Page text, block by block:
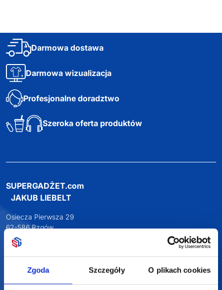
Zgoda Szczegóły O plikach cookies
Darmowa dostawa
Darmowa wizualizacja
Profesjonalne doradztwo
Szeroka oferta produktów
SUPERGADŻET.com
JAKUB LIEBELT
Osiecza Pierwsza 29
62-586 Rzgów
NIP: 6652893990
KONTAKT
+48 601 072 064